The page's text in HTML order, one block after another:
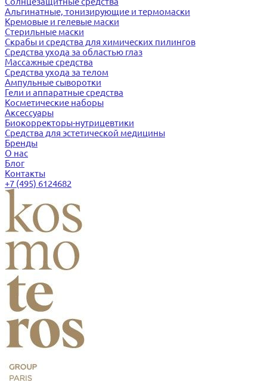
Альгинатные, тонизирующие и термомаски
Кремовые и гелевые маски
Стерильные маски
Скрабы и средства для химических пилингов
Средства ухода за областью глаз
Массажные средства
Средства ухода за телом
Ампульные сыворотки
Гели и аппаратные средства
Косметические наборы
Аксессуары
Биокорректоры-нутрицевтики
Средства для эстетической медицины
Бренды
О нас
Блог
Контакты
+7 (495) 6124682